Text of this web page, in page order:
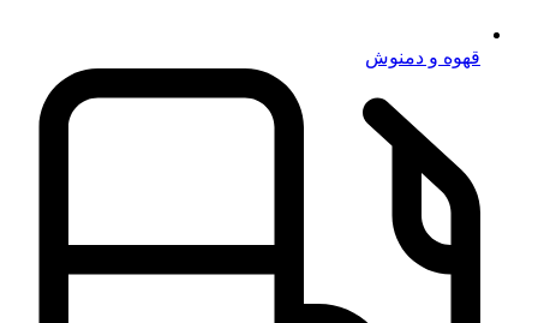
قهوه و دمنوش